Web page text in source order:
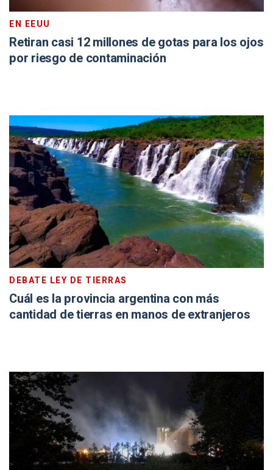
EN EEUU
Retiran casi 12 millones de gotas para los ojos
por riesgo de contaminación
DEBATE LEY DE TIERRAS
Cuál es la provincia argentina con más
cantidad de tierras en manos de extranjeros